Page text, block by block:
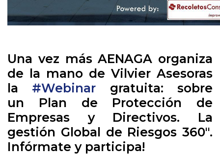
Una vez másAENAGA organiza
de la mano de Vilvier Asesoras
la #Webinar gratuita: sobre
un Plan de Protección de
Empresas y Directivos. La
gestión Global de Riesgos 360".
Infórmate y participa!